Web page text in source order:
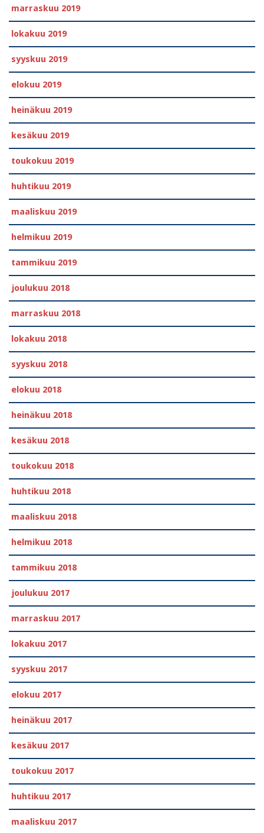
marraskuu 2019
lokakuu 2019
syyskuu 2019
elokuu 2019
heinäkuu 2019
kesäkuu 2019
toukokuu 2019
huhtikuu 2019
maaliskuu 2019
helmikuu 2019
tammikuu 2019
joulukuu 2018
marraskuu 2018
lokakuu 2018
syyskuu 2018
elokuu 2018
heinäkuu 2018
kesäkuu 2018
toukokuu 2018
huhtikuu 2018
maaliskuu 2018
helmikuu 2018
tammikuu 2018
joulukuu 2017
marraskuu 2017
lokakuu 2017
syyskuu 2017
elokuu 2017
heinäkuu 2017
kesäkuu 2017
toukokuu 2017
huhtikuu 2017
maaliskuu 2017